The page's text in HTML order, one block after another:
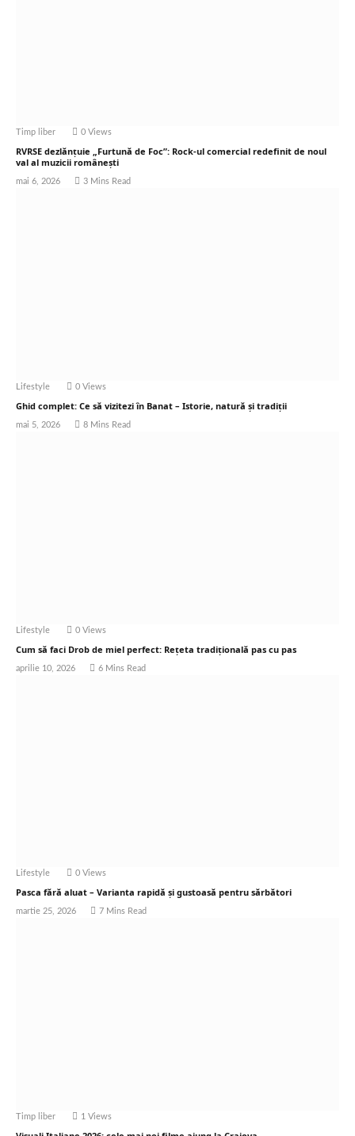
Timp liber 0 Views
RVRSE dezlănțuie „Furtună de Foc”: Rock-ul comercial redefinit de noul
val al muzicii românești
mai 6, 2026 3 Mins Read
Lifestyle 0 Views
Ghid complet: Ce să vizitezi în Banat – Istorie, natură și tradiții
mai 5, 2026 8 Mins Read
Lifestyle 0 Views
Cum să faci Drob de miel perfect: Rețeta tradițională pas cu pas
aprilie 10, 2026 6 Mins Read
Lifestyle 0 Views
Pasca fără aluat – Varianta rapidă și gustoasă pentru sărbători
martie 25, 2026 7 Mins Read
Timp liber 1 Views